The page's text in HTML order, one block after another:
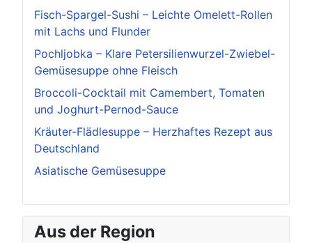
Fisch-Spargel-Sushi – Leichte Omelett-Rollen
mit Lachs und Flunder
Pochljobka – Klare Petersilienwurzel-Zwiebel-
Gemüsesuppe ohne Fleisch
Broccoli-Cocktail mit Camembert, Tomaten
und Joghurt-Pernod-Sauce
Kräuter-Flädlesuppe – Herzhaftes Rezept aus
Deutschland
Asiatische Gemüsesuppe
Aus der Region